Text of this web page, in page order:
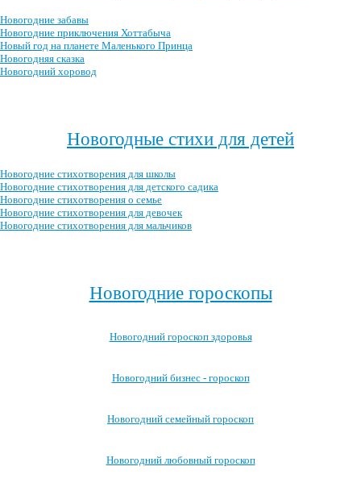
Новогодние забавы
Новогодние приключения Хоттабыча
Новый год на планете Маленького Принца
Новогодняя сказка
Новогодний хоровод
Новогодные стихи для детей
Новогодние стихотворения для школы
Новогодние стихотворения для детского садика
Новогодние стихотворения о семье
Новогодние стихотворения для девочек
Новогодние стихотворения для мальчиков
Новогодние гороскопы
Новогодний гороскоп здоровья
Новогодний бизнес - гороскоп
Новогодний семейный гороскоп
Новогодний любовный гороскоп